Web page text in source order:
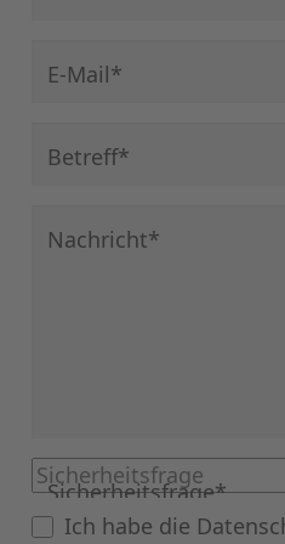
Pflichtfeld
E-Mail*
Pflichtfeld
Betreff*
Pflichtfeld
Nachricht*
Sicherheitsfrage*
Ich habe die